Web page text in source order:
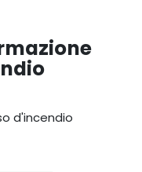
d'incendio